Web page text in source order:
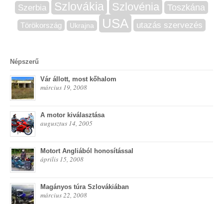
Szerbia
Szlovákia Szlovénia Toszkána
Törökország Ukrajna USA utazás szervezés
Népszerű
Vár állott, most kőhalom
március 19, 2008
A motor kiválasztása
augusztus 14, 2005
Motort Angliából honosítással
április 15, 2008
Magányos túra Szlovákiában
március 22, 2008